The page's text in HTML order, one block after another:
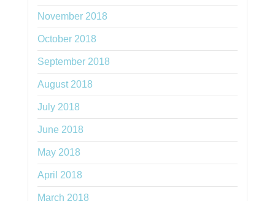
November 2018
October 2018
September 2018
August 2018
July 2018
June 2018
May 2018
April 2018
March 2018